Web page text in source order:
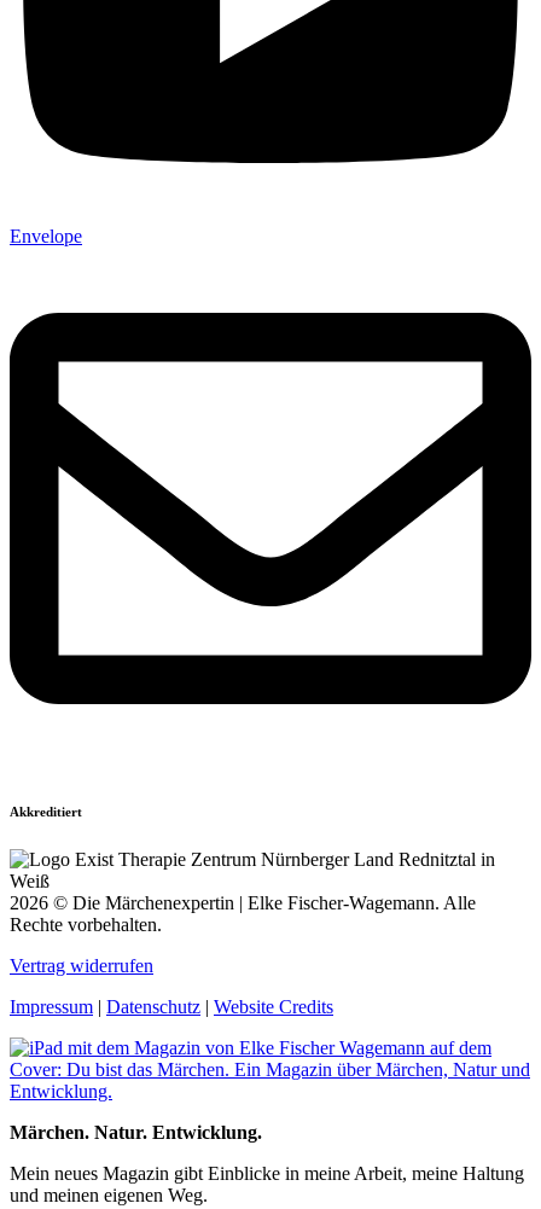
Envelope
Akkreditiert
2026 © Die Märchenexpertin | Elke Fischer-Wagemann. Alle
Rechte vorbehalten.
Vertrag widerrufen
Impressum | Datenschutz | Website Credits
Märchen. Natur. Entwicklung.
Mein neues Magazin gibt Einblicke in meine Arbeit, meine Haltung
und meinen eigenen Weg.